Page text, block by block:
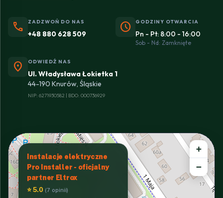
phone ZADZWOŃ DO NAS
+48 880 628 509 schedule GODZINY OTWARCIA
Pn - Pt: 8:00 - 16:00
Sob - Nd: Zamknięte
location_on ODWIEDŹ NAS
Ul. Władysława Łokietka 1
44-190 Knurów, Śląskie
NIP: 6271930582 | BDO: 000736929
Instalacje elektryczne
Pro Installer - oficjalny
partner Eltrox
⭐ 5.0 (7 opinii)
+
−